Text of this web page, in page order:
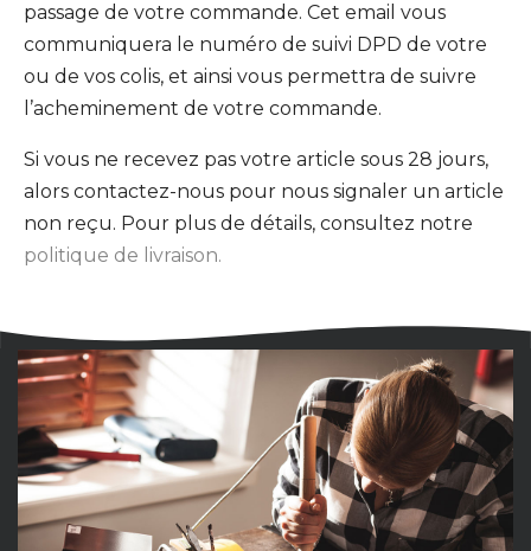
passage de votre commande. Cet email vous
communiquera le numéro de suivi DPD de votre
ou de vos colis, et ainsi vous permettra de suivre
l’acheminement de votre commande.
Si vous ne recevez pas votre article sous 28 jours,
alors contactez-nous pour nous signaler un article
non reçu. Pour plus de détails, consultez notre
politique de livraison.